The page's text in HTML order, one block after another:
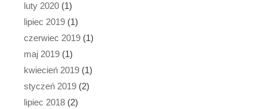
luty 2020 (1)
lipiec 2019 (1)
czerwiec 2019 (1)
maj 2019 (1)
kwiecień 2019 (1)
styczeń 2019 (2)
lipiec 2018 (2)